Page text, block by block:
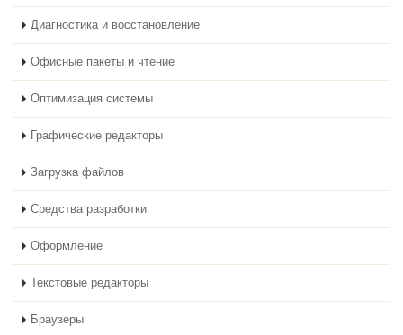
Диагностика и восстановление
Офисные пакеты и чтение
Оптимизация системы
Графические редакторы
Загрузка файлов
Средства разработки
Оформление
Текстовые редакторы
Браузеры